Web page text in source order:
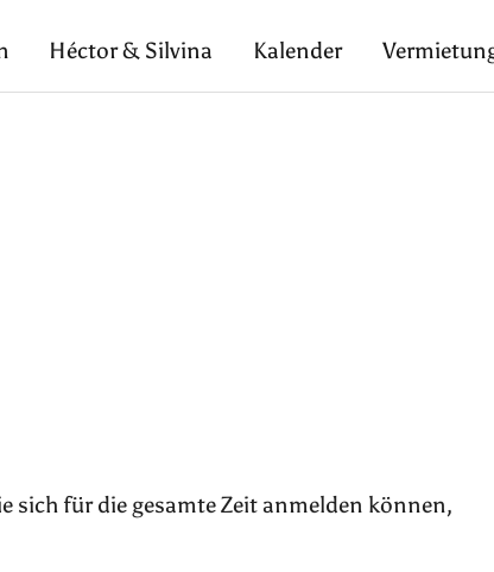
Héctor & Silvina Kalender
sich für die gesamte Zeit anmelden können,